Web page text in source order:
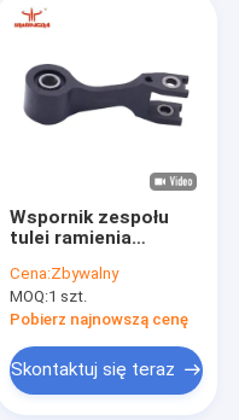
Wspornik zespołu
tulei ramienia
napędu noża S-93-
5/S-93-7 54715000
Cena:Zbywalny
MOQ:1 szt.
Pobierz najnowszą cenę
Skontaktuj się teraz